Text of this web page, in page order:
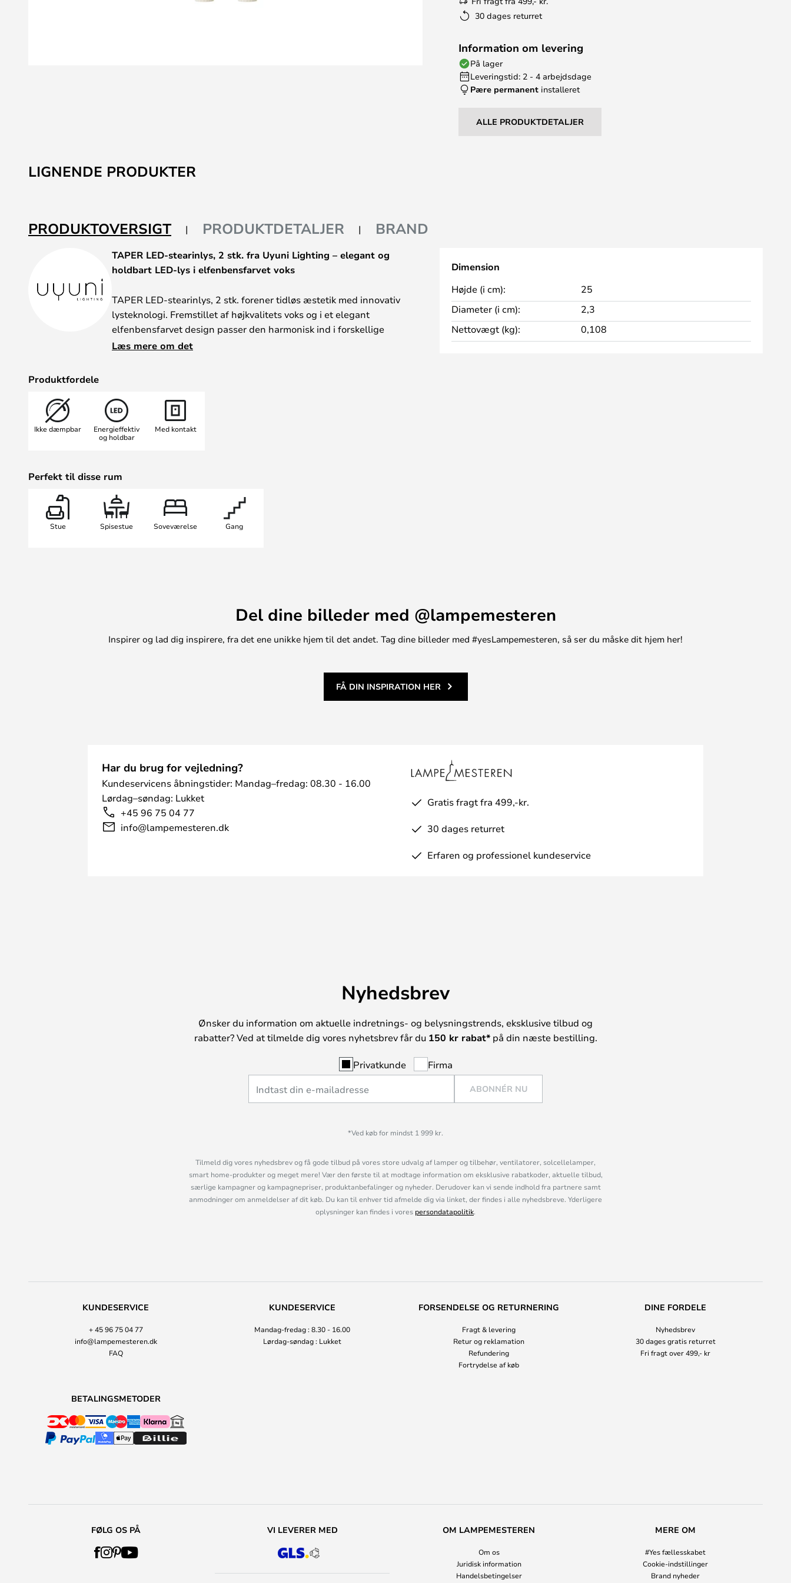
30 dages returret
Information om levering
På lager
Leveringstid: 2 - 4 arbejdsdage
Pære permanent installeret
ALLE PRODUKTDETALJER
LIGNENDE PRODUKTER
PRODUKTOVERSIGT PRODUKTDETALJER BRAND
TAPER LED-stearinlys, 2 stk. fra Uyuni Lighting – elegant og
holdbart LED-lys i elfenbensfarvet voks
TAPER LED-stearinlys, 2 stk. forener tidløs æstetik med innovativ
lysteknologi. Fremstillet af højkvalitets voks og i et elegant
elfenbensfarvet design passer den harmonisk ind i forskellige
boligområder som stuen, spisestuen, soveværelset eller entreen.
Takket være den langtidsholdbare LED-teknologi tilbyder TAPER
LED-stearinlys pålidelig og vedligeholdelsesfri belysning. Det
elegante design og den høje kvalitet gør det til et alsidigt
nemt kan tændes, slukkes, indstilles til forskellige
timerindstillinger og være dæmpbare.
Indlæg med batteri og ladestationer til 12 eller 4 stearinlys kan
bestilles som tilbehør.
Læs mere om det
Produktfordele
Ikke dæmpbar
Energieffektiv
og holdbar
Med kontakt
Perfekt til disse rum
Stue Spisestue Soveværelse Gang
Dimension
Højde (i cm):
25
Diameter (i cm):
2,3
Nettovægt (kg):
0,108
Del dine billeder med @lampemesteren
Inspirer og lad dig inspirere, fra det ene unikke hjem til det andet. Tag dine billeder med #yesLampemesteren, så ser du måske dit hjem her!
FÅ DIN INSPIRATION HER
Har du brug for vejledning?
Kundeservicens åbningstider: Mandag–fredag: 08.30 - 16.00
Lørdag–søndag: Lukket
+45 96 75 04 77
info@lampemesteren.dk
Gratis fragt fra 499,-kr.
30 dages returret
Erfaren og professionel kundeservice
Nyhedsbrev
Ønsker du information om aktuelle indretnings- og belysningstrends, eksklusive tilbud og
rabatter? Ved at tilmelde dig vores nyhetsbrev får du 150 kr rabat*på din næste bestilling.
Privatkunde Firma
ABONNÉR NU
*Ved køb for mindst 1 999 kr.
Tilmeld dig vores nyhedsbrev og få gode tilbud på vores store udvalg af lamper og tilbehør, ventilatorer, solcellelamper,
smart home-produkter og meget mere! Vær den første til at modtage information om eksklusive rabatkoder, aktuelle tilbud,
særlige kampagner og kampagnepriser, produktanbefalinger og nyheder. Derudover kan vi sende indhold fra partnere samt
anmodninger om anmeldelser af dit køb. Du kan til enhver tid afmelde dig via linket, der findes i alle nyhedsbreve. Yderligere
oplysninger kan findes i vores persondatapolitik.
KUNDESERVICE
+ 45 96 75 04 77
info@lampemesteren.dk
FAQ
KUNDESERVICE
Mandag-fredag : 8.30 - 16.00
Lørdag-søndag : Lukket
FORSENDELSE OG RETURNERING
Fragt & levering
Retur og reklamation
Refundering
Fortrydelse af køb
DINE FORDELE
Nyhedsbrev
30 dages gratis returret
Fri fragt over 499,- kr
BETALINGSMETODER
FØLG OS PÅ VI LEVERER MED OM LAMPEMESTEREN
Om os
Juridisk information
Handelsbetingelser
MERE OM
#Yes fællesskabet
Cookie-indstillinger
Brand nyheder